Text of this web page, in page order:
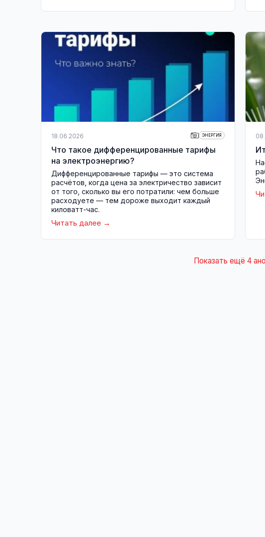
18.06.2026 ЭНЕРГИЯ
Что такое дифференцированные тарифы
на электроэнергию?
Дифференцированные тарифы — это система
расчётов, когда цена за электричество зависит
от того, сколько вы его потратили: чем больше
расходуете — тем дороже выходит каждый
киловатт-час.
Читать далее
Показать ещё 4